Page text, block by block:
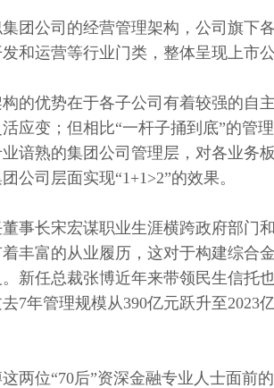
团公司的经营管理架构，公司旗下
和运营等行业门类，整体呈现上市
的优势在于各子公司有着较强的自
应变；但相比“一杆子捅到底”的管
谙熟的集团公司管理层，对各业务
公司层面实现“1+1>2”的效果。
事长宋宏谋职业生涯横跨政府部门
丰富的从业履历，这对于构建综合
新任总裁张博近年来带领民生信托
7年管理规模从390亿元跃升至2023
两位“70后”资深金融专业人士面前